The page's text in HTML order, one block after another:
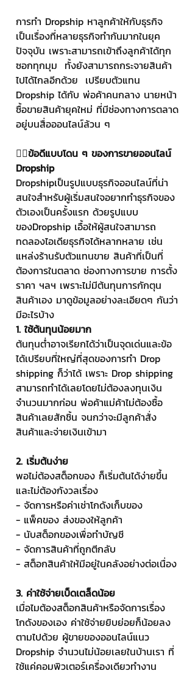
การทำ Dropship หาลูกค้าให้กับธุรกิจ
เป็นเรื่องที่หลายธุรกิจทำกันมากในยุค
ปัจจุบัน เพราะสามารถเข้าถึงลูกค้าได้ทุก
ซอกทุกมุม  ทั้งยังสามารถกระจายสินค้า
ไปได้ไกลอีกด้วย  เปรียบตัวแทน
Dropship ได้กับ พ่อค้าคนกลาง นายหน้า
ซื้อขายสินค้ายุคใหม่ ที่มีช่องทางการตลาด
อยู่บนสื่อออนไลน์ล้วน ๆ
👉🏻ข้อดีแบบโดน ๆ ของการขายออนไลน์
Dropship
Dropshipเป็นรูปแบบธุรกิจออนไลน์ที่น่า
สนใจสำหรับผู้เริ่มสนใจอยากทำธุรกิจของ
ตัวเองเป็นครั้งแรก ด้วยรูปแบบ
ของDropship เอื้อให้ผู้สนใจสามารถ
ทดลองไอเดียธุรกิจได้หลากหลาย เช่น
แหล่งร้านรับตัวแทนขาย สินค้าที่เป็นที่
ต้องการในตลาด ช่องทางการขาย การตั้ง
ราคา ฯลฯ เพราะไม่มีต้นทุนการกักตุน
สินค้าเอง มาดูข้อมูลอย่างละเอียดๆ กันว่า
มีอะไรบ้าง
1. ใช้ต้นทุนน้อยมาก
ต้นทุนต่ำอาจเรียกได้ว่าเป็นจุดเด่นและข้อ
ได้เปรียบที่ใหญ่ที่สุดของการทำ Drop
shipping ก็ว่าได้ เพราะ Drop shipping
สามารถทำได้เลยโดยไม่ต้องลงทุนเงิน
จำนวนมากก่อน พ่อค้าแม่ค้าไม่ต้องซื้อ
สินค้าเลยสักชิ้น จนกว่าจะมีลูกค้าสั่ง
สินค้าและจ่ายเงินเข้ามา
2. เริ่มต้นง่าย
พอไม่ต้องสต็อกของ ก็เริ่มต้นได้ง่ายขึ้น
และไม่ต้องกังวลเรื่อง
- จัดการหรือค่าเช่าโกดังเก็บของ
- แพ็คของ ส่งของให้ลูกค้า
- นับสต็อกของเพื่อทำบัญชี
- จัดการสินค้าที่ถูกตีกลับ
- สต็อกสินค้าให้มีอยู่ในคลังอย่างต่อเนื่อง
3. ค่าใช้จ่ายเบ็ดเตล็ดน้อย
เมื่อไมต้องสต็อกสินค้าหรือจัดการเรื่อง
โกดังของเอง ค่าใช้จ่ายยิบย่อยก็น้อยลง
ตามไปด้วย ผู้ขายของออนไลน์แนว
Dropship จำนวนไม่น้อยเลยในบ้านเรา ที่
ใช้แค่คอมพิวเตอร์เครื่องเดียวทำงาน